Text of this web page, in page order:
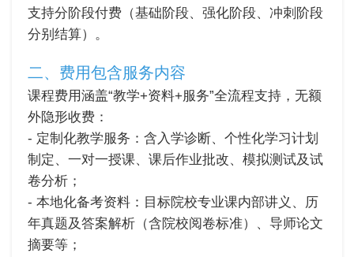
支持分阶段付费（基础阶段、强化阶段、冲刺阶段
分别结算）。
二、费用包含服务内容
课程费用涵盖“教学+资料+服务”全流程支持，无额
外隐形收费：
- 定制化教学服务：含入学诊断、个性化学习计划
制定、一对一授课、课后作业批改、模拟测试及试
卷分析；
- 本地化备考资料：目标院校专业课内部讲义、历
年真题及答案解析（含院校阅卷标准）、导师论文
摘要等；